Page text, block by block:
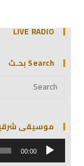
LIVE RADIO
Search بحـث
موسيقى
مشغل
الصوت 00:00